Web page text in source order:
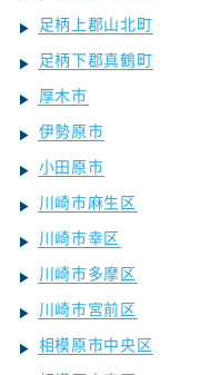
足柄上郡山北町
足柄下郡真鶴町
厚木市
伊勢原市
小田原市
川崎市麻生区
川崎市幸区
川崎市多摩区
川崎市宮前区
相模原市中央区